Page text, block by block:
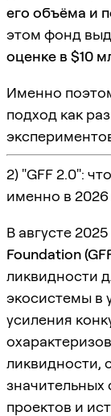
его объёма и
этом фонд
оценке в $10
Именно
подход как
2) "GFF 2.0":
именно в 2026
В августе
Foundation
ликвидности
экосистемы в
усиления
ликвидности,
значительных
проектов и